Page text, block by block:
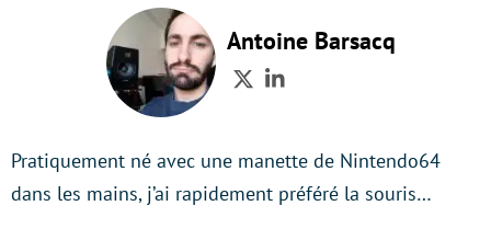
Antoine Barsacq
TwitterLinkedIn
Pratiquement né avec une manette de Nintendo64
dans les mains, j’ai rapidement préféré la souris…